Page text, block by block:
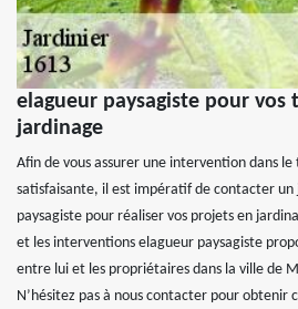
elagueur paysagiste pour vos
jardinage
Afin de vous assurer une intervention dans
satisfaisante, il est impératif de contacter
paysagiste pour réaliser vos projets en
et les interventions elagueur paysagiste
entre lui et les propriétaires dans la ville de
N’hésitez pas à nous contacter pour obtenir